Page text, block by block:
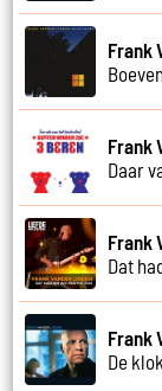
Frank
Frank
Daar
Frank
Dat
Frank
De